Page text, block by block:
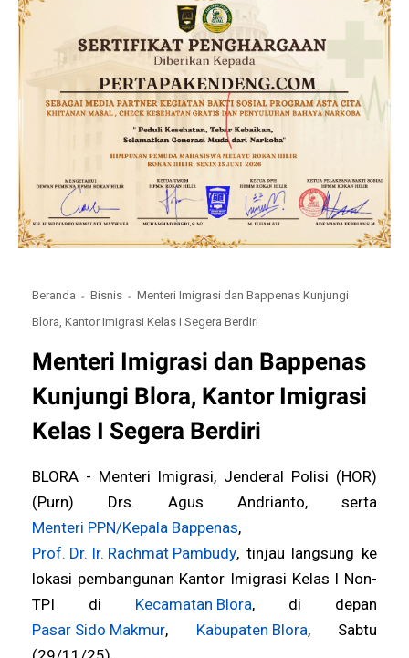
Beranda Bisnis
Menteri Imigrasi dan Bappenas Kunjungi
Blora, Kantor Imigrasi Kelas I Segera Berdiri
Menteri Imigrasi dan Bappenas
Kunjungi Blora, Kantor Imigrasi
Kelas I Segera Berdiri
BLORA - Menteri Imigrasi, Jenderal Polisi (HOR)
(Purn) Drs. Agus Andrianto, serta
Menteri PPN/Kepala Bappenas,
Prof. Dr. Ir. Rachmat Pambudy, tinjau langsung ke
lokasi pembangunan Kantor Imigrasi Kelas I Non-
TPI di Kecamatan Blora, di depan
Pasar Sido Makmur, Kabupaten Blora, Sabtu